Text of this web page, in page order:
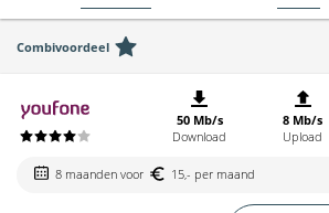
Combivoordeel
50 Mb/s
Download
8 Mb/s
Upload
8 maanden voor 15,- per maand